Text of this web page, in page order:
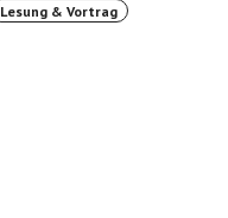
Lesung & Vortrag